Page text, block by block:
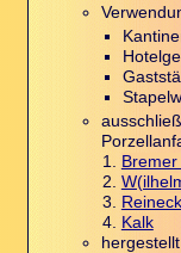
Kalk